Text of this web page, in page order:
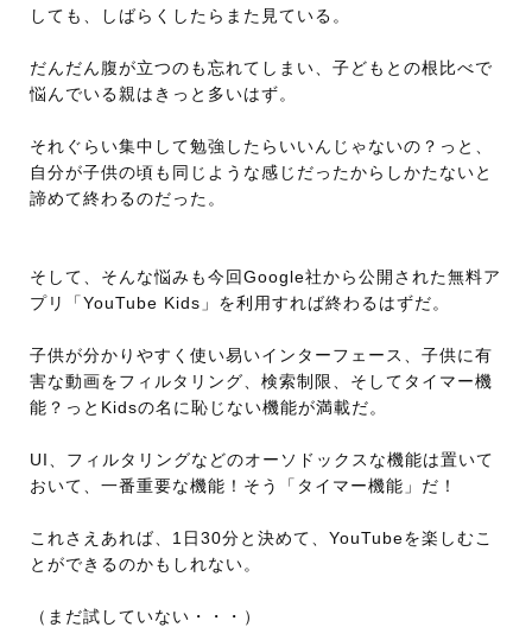
しても、しばらくしたらまた見ている。
だんだん腹が立つのも忘れてしまい、子どもとの根比べで
悩んでいる親はきっと多いはず。
それぐらい集中して勉強したらいいんじゃないの？っと、
自分が子供の頃も同じような感じだったからしかたないと
諦めて終わるのだった。
そして、そんな悩みも今回Google社から公開された無料ア
プリ「YouTube Kids」を利用すれば終わるはずだ。
子供が分かりやすく使い易いインターフェース、子供に有
害な動画をフィルタリング、検索制限、そしてタイマー機
能？っとKidsの名に恥じない機能が満載だ。
UI、フィルタリングなどのオーソドックスな機能は置いて
おいて、一番重要な機能！そう「タイマー機能」だ！
これさえあれば、1日30分と決めて、YouTubeを楽しむこ
とができるのかもしれない。
（まだ試していない・・・）